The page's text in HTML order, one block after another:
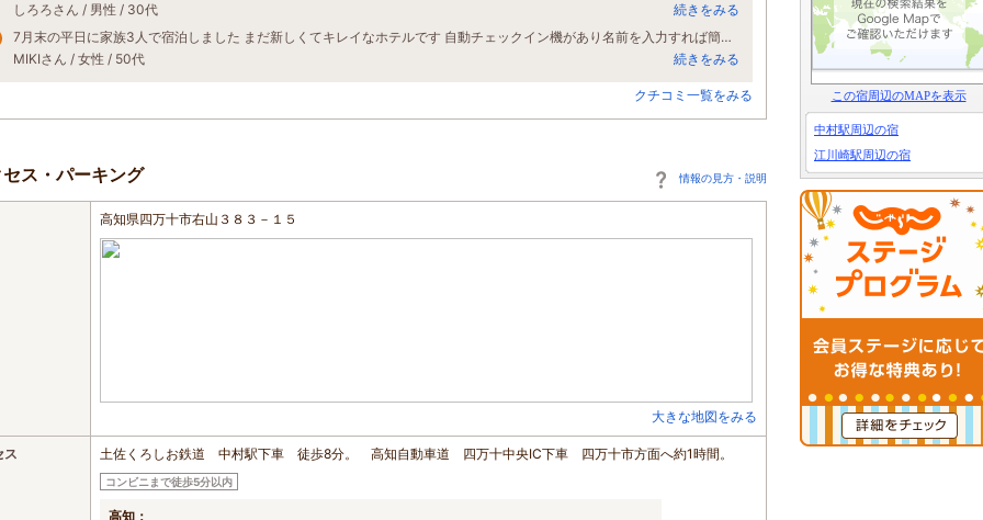
しろろさん / 男性 / 30代
続きをみる
7月末の平日に家族3人で宿泊しました まだ新しくてキレイなホテルです 自動チェックイン機があり名前を入力すれば簡単に部屋のカギが出てきます ウェルカムドリンクバーが使えて、真夏日に氷入りの冷たいドリンクはとても有難かったです 部屋はツイン+エキストラベッド ソファベッドに凹凸があり寝づらかったですが、本ベッドが大きいのでくっつけて3人で寝ても充分な広さです トイレとお風呂が別なのも嬉しいポイント！ 朝食はバイキングで品数こそ多くありませんが、カツオのたたきが大きくてめちゃくちゃ美味しかったです 連泊したら少し料理の内容が変わってました 龍馬パスポートで特典もあり、またパスポート更新できる観光案内所までも徒歩5分ちょっと お土産物屋さんやドラッグストアも近くにあり、重宝しました また四万十川へ行く時には泊まりたいホテルです！！
MIKIさん / 女性 / 50代
続きをみる
クチコミ一覧をみる
セス・パーキング 情報の見方・説明
高知県四万十市右山３８３－１５
大きな地図をみる
ス 土佐くろしお鉄道 中村駅下車 徒歩8分。 高知自動車道 四万十中央IC下車 四万十市方面へ約1時間。
コンビニまで徒歩5分以内
高知：
この宿周辺のMAPを表示
中村駅周辺の宿
江川崎駅周辺の宿